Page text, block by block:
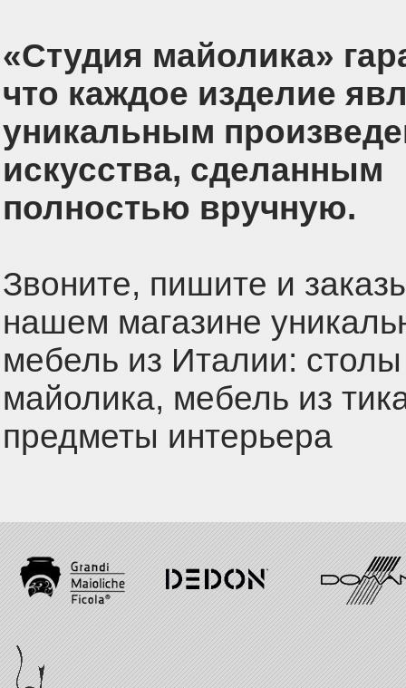
«Студия майолика»
что каждое изделие
уникальным
искусства, сделанным
полностью вручную.
Звоните, пишите и
нашем магазине
мебель из Италии: столы
майолика, мебель из
предметы интерьера